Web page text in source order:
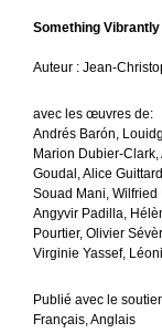
Something
Auteur : Jean-
avec les œuvres de:
Andrés Barón,
Marion Dubier-
Goudal, Alice
Souad Mani, Wilfried
Angyvir Padilla,
Pourtier, Olivier
Virginie Yassef,
Publié avec le
Français, Anglais